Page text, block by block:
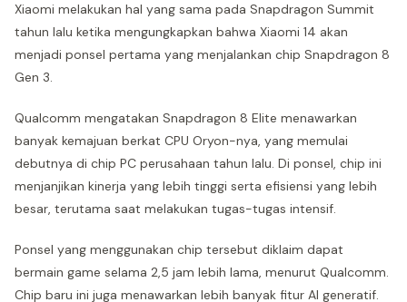
Xiaomi melakukan hal yang sama pada Snapdragon Summit
tahun lalu ketika mengungkapkan bahwa Xiaomi 14 akan
menjadi ponsel pertama yang menjalankan chip Snapdragon 8
Gen 3.
Qualcomm mengatakan Snapdragon 8 Elite menawarkan
banyak kemajuan berkat CPU Oryon-nya, yang memulai
debutnya di chip PC perusahaan tahun lalu. Di ponsel, chip ini
menjanjikan kinerja yang lebih tinggi serta efisiensi yang lebih
besar, terutama saat melakukan tugas-tugas intensif.
Ponsel yang menggunakan chip tersebut diklaim dapat
bermain game selama 2,5 jam lebih lama, menurut Qualcomm.
Chip baru ini juga menawarkan lebih banyak fitur AI generatif.